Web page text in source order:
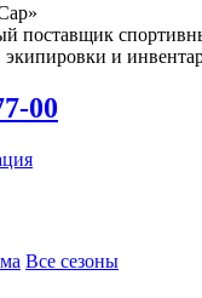
поставщик
и
00
Все сезоны